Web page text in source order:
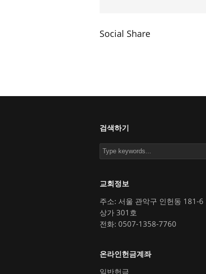
Social Share
검색하기
교회정보
주소: 서울 관악구 인헌동 181-6
상가 301호
전화: 0507-1358-7760
온라인헌금계좌
일반헌금